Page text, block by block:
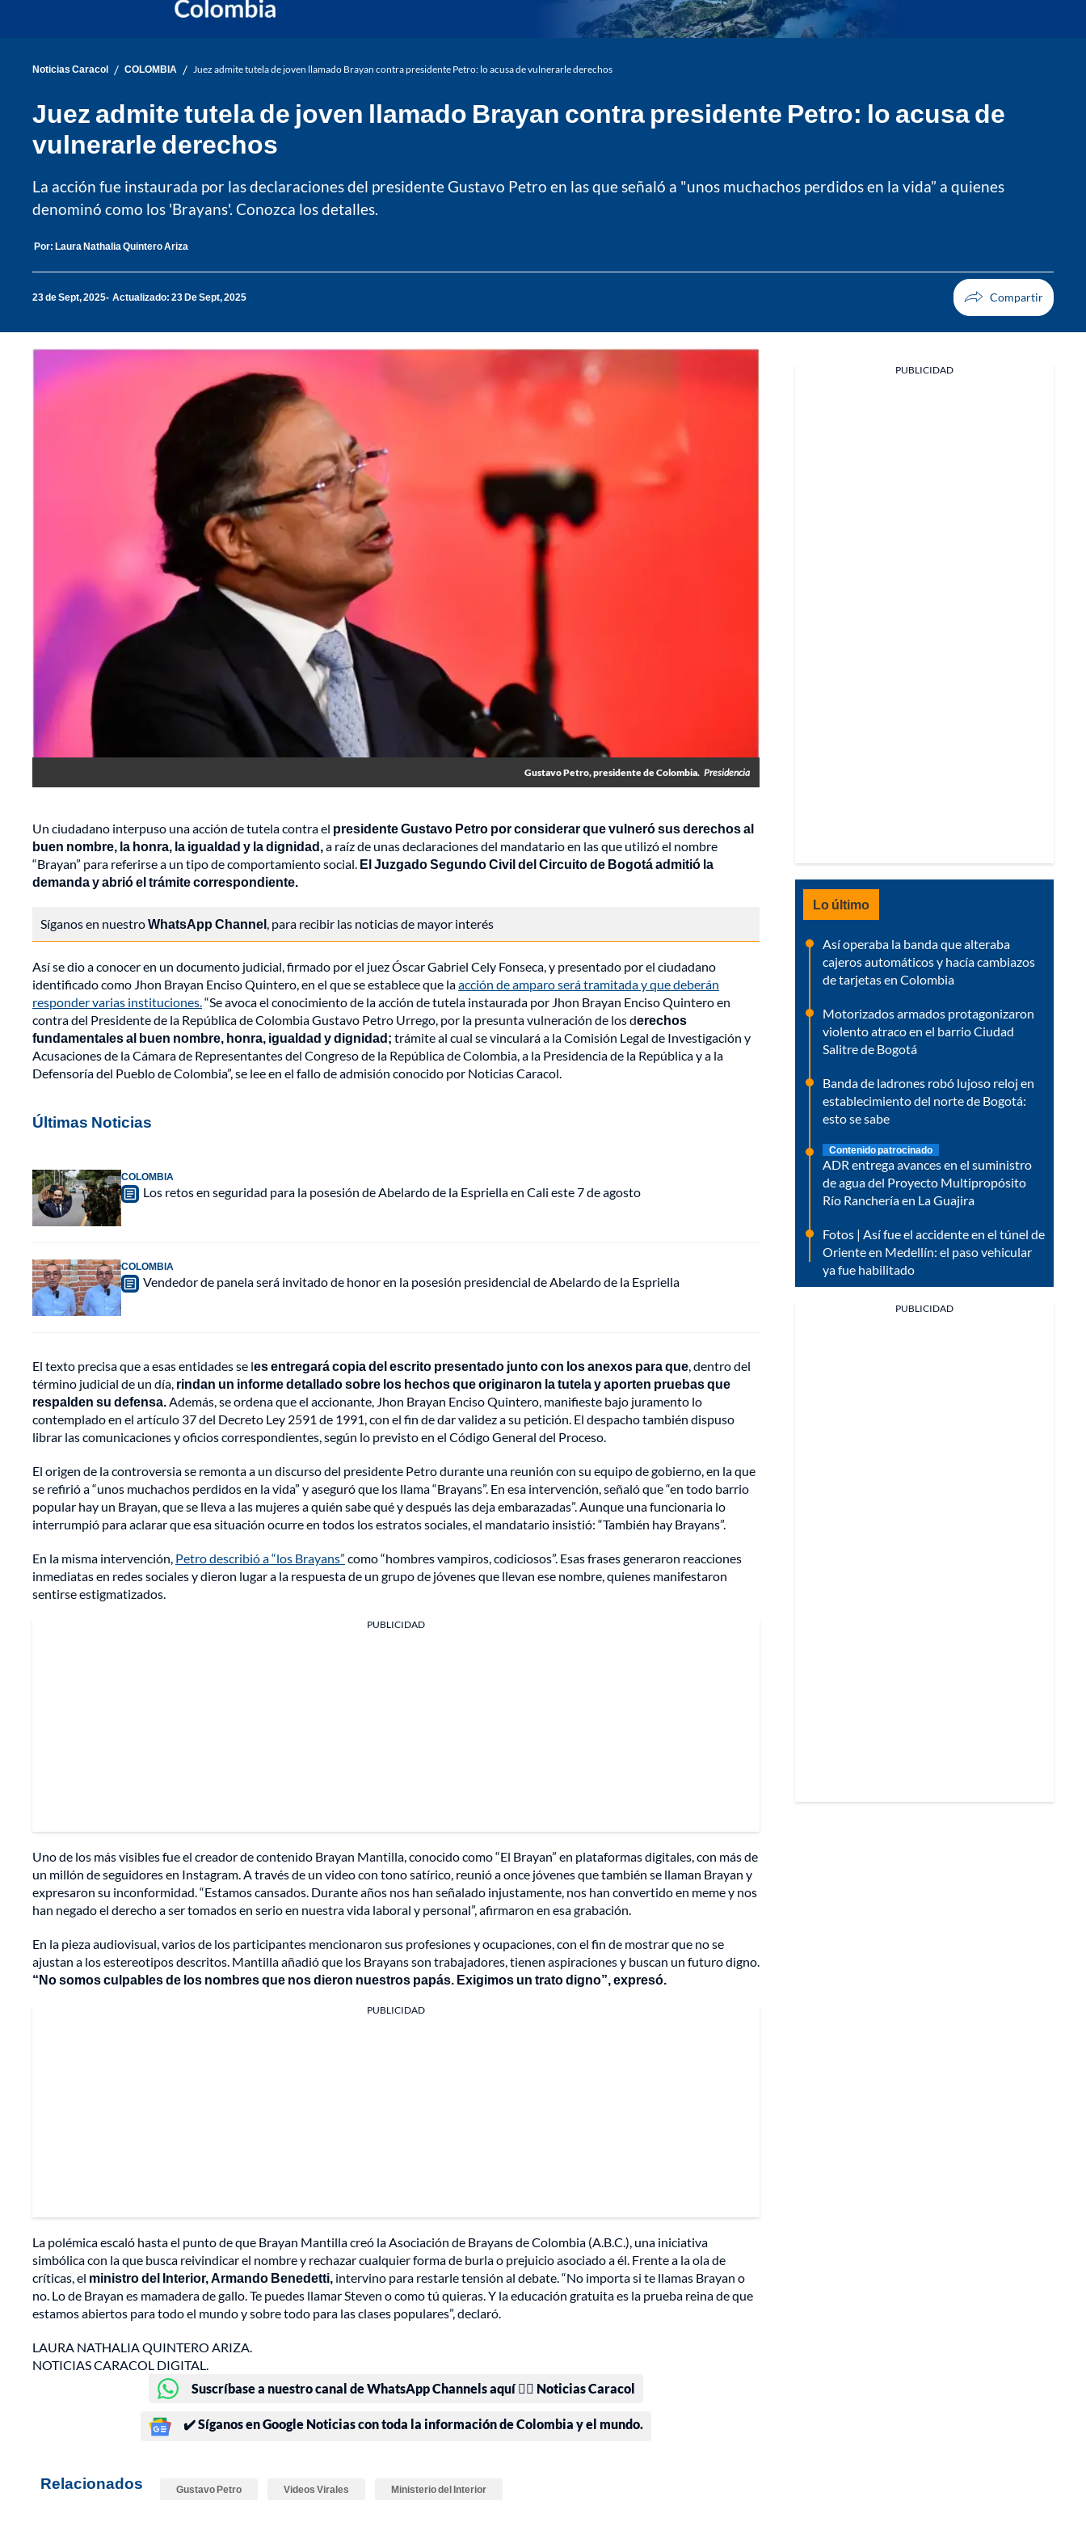
Noticias Caracol / COLOMBIA / Juez admite tutela de joven llamado Brayan contra presidente Petro: lo acusa de vulnerarle derechos
Juez admite tutela de joven llamado Brayan contra presidente Petro: lo acusa de
vulnerarle derechos
La acción fue instaurada por las declaraciones del presidente Gustavo Petro en las que señaló a "unos muchachos perdidos en la vida” a quienes
denominó como los 'Brayans'. Conozca los detalles.
Por: Laura Nathalia Quintero Ariza
23 de Sept, 2025 Actualizado: 23 De Sept, 2025
Gustavo Petro, presidente de Colombia. Presidencia
Un ciudadano interpuso una acción de tutela contra el presidente Gustavo Petro por considerar que vulneró sus derechos al
buen nombre, la honra, la igualdad y la dignidad,a raíz de unas declaraciones del mandatario en las que utilizó el nombre
“Brayan” para referirse a un tipo de comportamiento social. El Juzgado Segundo Civil del Circuito de Bogotá admitió la
demanda y abrió el trámite correspondiente.
Síganos en nuestroWhatsApp Channel, para recibir las noticias de mayor interés
Así se dio a conocer en un documento judicial, firmado por el juez Óscar Gabriel Cely Fonseca, y presentado por el ciudadano
identificado como Jhon Brayan Enciso Quintero, en el que se establece que laacción de amparo será tramitada y que deberán
responder varias instituciones.“Se avoca el conocimiento de la acción de tutela instaurada por Jhon Brayan Enciso Quintero en
contra del Presidente de la República de Colombia Gustavo Petro Urrego, por la presunta vulneración de los derechos
fundamentales al buen nombre, honra, igualdad y dignidad; trámite al cual se vinculará a la Comisión Legal de Investigación y
Acusaciones de la Cámara de Representantes del Congreso de la República de Colombia, a la Presidencia de la República y a la
Defensoría del Pueblo de Colombia”, se lee en el fallo de admisión conocido por Noticias Caracol.
Últimas Noticias
COLOMBIA
Los retos en seguridad para la posesión de Abelardo de la Espriella en Cali este 7 de agosto
COLOMBIA
Vendedor de panela será invitado de honor en la posesión presidencial de Abelardo de la Espriella
El texto precisa que a esas entidades se les entregará copia del escrito presentado junto con los anexos para que, dentro del
término judicial de un día, rindan un informe detallado sobre los hechosque originaron la tutela y aporten pruebas que
respalden su defensa.Además, se ordena que el accionante, Jhon Brayan Enciso Quintero, manifieste bajo juramento lo
contemplado en el artículo 37 del Decreto Ley 2591 de 1991, con el fin de dar validez a su petición. El despacho también dispuso
librar las comunicaciones y oficios correspondientes, según lo previsto en el Código General del Proceso.
El origen de la controversia se remonta a un discurso del presidente Petro durante una reunión con su equipo de gobierno, en la que
se refirió a “unos muchachos perdidos en la vida” y aseguró que los llama “Brayans”. En esa intervención, señaló que “en todo barrio
popular hay un Brayan, que se lleva a las mujeres a quién sabe qué y después las deja embarazadas”. Aunque una funcionaria lo
interrumpió para aclarar que esa situación ocurre en todos los estratos sociales, el mandatario insistió: “También hay Brayans”.
En la misma intervención, Petro describió a “los Brayans” como “hombres vampiros, codiciosos”. Esas frases generaron reacciones
inmediatas en redes sociales y dieron lugar a la respuesta de un grupo de jóvenes que llevan ese nombre, quienes manifestaron
sentirse estigmatizados.
PUBLICIDAD
Uno de los más visibles fue el creador de contenido Brayan Mantilla, conocido como “El Brayan” en plataformas digitales, con más de
un millón de seguidores en Instagram. A través de un video con tono satírico, reunió a once jóvenes que también se llaman Brayan y
expresaron su inconformidad. “Estamos cansados. Durante años nos han señalado injustamente, nos han convertido en meme y nos
han negado el derecho a ser tomados en serio en nuestra vida laboral y personal”, afirmaron en esa grabación.
En la pieza audiovisual, varios de los participantes mencionaron sus profesiones y ocupaciones, con el fin de mostrar que no se
ajustan a los estereotipos descritos. Mantilla añadió que los Brayans son trabajadores, tienen aspiraciones y buscan un futuro digno.
“No somos culpables de los nombres que nos dieron nuestros papás. Exigimos un trato digno”, expresó.
PUBLICIDAD
La polémica escaló hasta el punto de que Brayan Mantilla creó la Asociación de Brayans de Colombia (A.B.C.), una iniciativa
simbólica con la que busca reivindicar el nombre y rechazar cualquier forma de burla o prejuicio asociado a él. Frente a la ola de
críticas, el ministro del Interior, Armando Benedetti, intervino para restarle tensión al debate. “No importa si te llamas Brayan o
no. Lo de Brayan es mamadera de gallo. Te puedes llamar Steven o como tú quieras. Y la educación gratuita es la prueba reina de que
estamos abiertos para todo el mundo y sobre todo para las clases populares”, declaró.
LAURA NATHALIA QUINTERO ARIZA.
NOTICIAS CARACOL DIGITAL.
Suscríbase a nuestro canal de WhatsApp Channels aquí 👉🏻 Noticias Caracol
✔️ Síganos en Google Noticias con toda la información de Colombia y el mundo.
Relacionados Gustavo Petro Videos Virales Ministerio del Interior
PUBLICIDAD
Lo último
Así operaba la banda que alteraba
cajeros automáticos y hacía cambiazos
de tarjetas en Colombia
Motorizados armados protagonizaron
violento atraco en el barrio Ciudad
Salitre de Bogotá
Banda de ladrones robó lujoso reloj en
establecimiento del norte de Bogotá:
esto se sabe
Contenido patrocinado
ADR entrega avances en el suministro
de agua del Proyecto Multipropósito
Río Ranchería en La Guajira
Fotos | Así fue el accidente en el túnel de
Oriente en Medellín: el paso vehicular
ya fue habilitado
PUBLICIDAD